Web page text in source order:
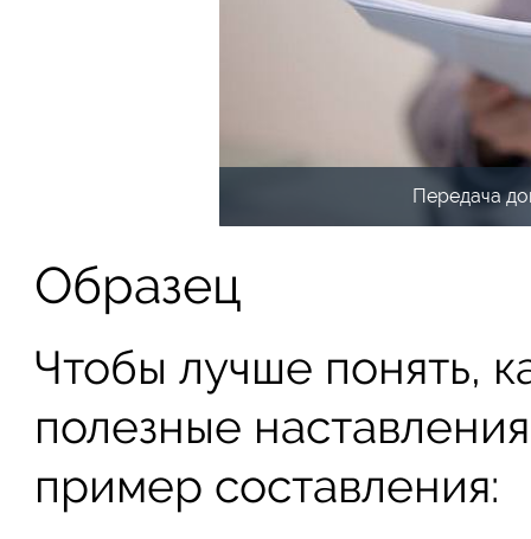
Передача
Образец
Чтобы лучше понять,
полезные
пример составления: